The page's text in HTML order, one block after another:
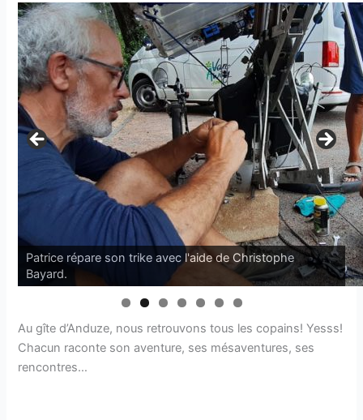
Patrice répare son trike avec l'aide de Christophe
Bayard.
Au gîte d’Anduze, nous retrouvons tous les copains! Yesss!
Chacun raconte son aventure, ses mésaventures, ses
rencontres…